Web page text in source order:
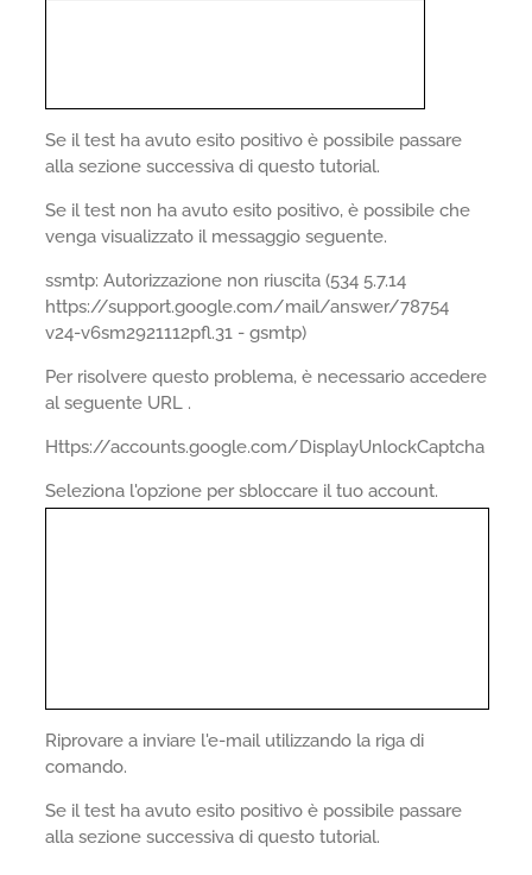
Se il test ha avuto esito positivo è possibile passare
alla sezione successiva di questo tutorial.
Se il test non ha avuto esito positivo, è possibile che
venga visualizzato il messaggio seguente.
ssmtp: Autorizzazione non riuscita (534 5.7.14
https://support.google.com/mail/answer/78754
v24-v6sm2921112pfl.31 - gsmtp)
Per risolvere questo problema, è necessario accedere
al seguente URL .
Https://accounts.google.com/DisplayUnlockCaptcha
Seleziona l'opzione per sbloccare il tuo account.
Riprovare a inviare l'e-mail utilizzando la riga di
comando.
Se il test ha avuto esito positivo è possibile passare
alla sezione successiva di questo tutorial.